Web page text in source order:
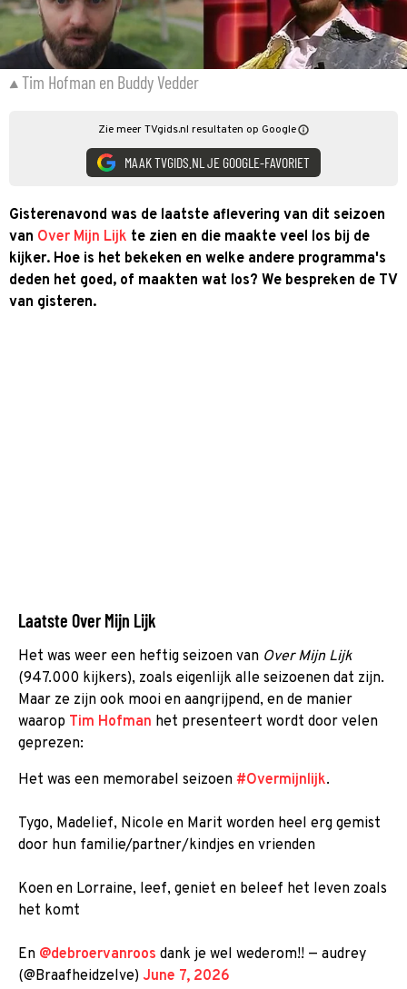
Tim Hofman en Buddy Vedder
Zie meer TVgids.nl resultaten op Google
MAAK TVGIDS.NL JE GOOGLE-FAVORIET
Gisterenavond was de laatste aflevering van dit seizoen
van Over Mijn Lijk te zien en die maakte veel los bij de
kijker. Hoe is het bekeken en welke andere programma's
deden het goed, of maakten wat los? We bespreken de TV
van gisteren.
Laatste Over Mijn Lijk
Het was weer een heftig seizoen van Over Mijn Lijk
(947.000 kijkers), zoals eigenlijk alle seizoenen dat zijn.
Maar ze zijn ook mooi en aangrijpend, en de manier
waarop Tim Hofman het presenteert wordt door velen
geprezen:
Het was een memorabel seizoen #Overmijnlijk.
Tygo, Madelief, Nicole en Marit worden heel erg gemist
door hun familie/partner/kindjes en vrienden
Koen en Lorraine, leef, geniet en beleef het leven zoals
het komt
En @debroervanroos dank je wel wederom!! — audrey
(@Braafheidzelve) June 7, 2026